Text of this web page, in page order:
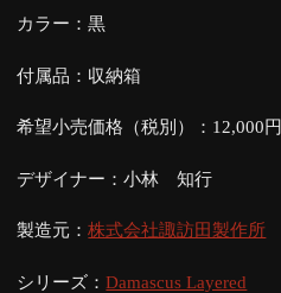
カラー：黒
付属品：収納箱
希望小売価格（税別）：12,000円
デザイナー：小林 知行
製造元：株式会社諏訪田製作所
シリーズ：Damascus Layered